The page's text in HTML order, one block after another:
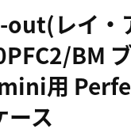
レイ・
BM
用
ース